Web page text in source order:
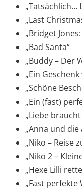
„Tatsächlich…
„Last
„Bridget
„Bad Santa“
„Buddy – Der
„Ein
„Schöne
„Ein (fast)
„Liebe
„Anna und die
„Niko – Reise
„Niko 2 –
„Hexe Lilli
„Fast perfekte